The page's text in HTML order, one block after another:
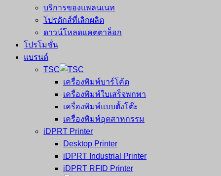
บริการของแพลนเนท
โปรดักส์ที่เลิกผลิต
ดาวน์โหลดแคตตาล็อก
โปรโมชั่น
แบรนด์
TSC
เครื่องพิมพ์บาร์โค้ด
เครื่องพิมพ์ใบเสร็จพกพา
เครื่องพิมพ์แบบตั้งโต๊ะ
เครื่องพิมพ์อุตสาหกรรม
iDPRT Printer
Desktop Printer
iDPRT Industrial Printer
iDPRT RFID Printer